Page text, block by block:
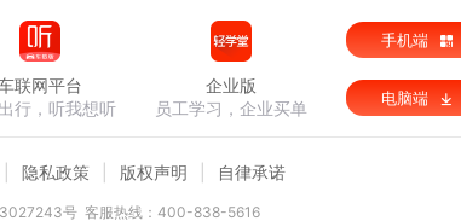
联网平台
行，听我想听
企业版
员工学习，企业买单
手机端
电脑端
隐私政策 版权声明 自律承诺
号 客服热线：400-838-5616